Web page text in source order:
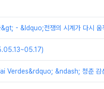
- &ldquo;전쟁의 시계가 다시
Verdes&rdquo; &ndash; 청춘 감